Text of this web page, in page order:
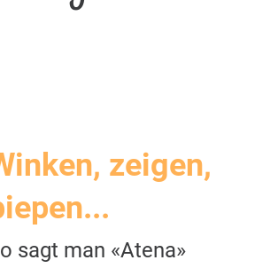
zeigen,
sagt man «Atena»